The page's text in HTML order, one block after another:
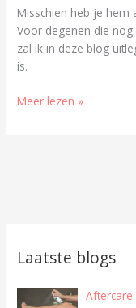
Misschien heb je hem
Voor degenen die
zal ik in deze blog
is.
Meer lezen »
Laatste blogs